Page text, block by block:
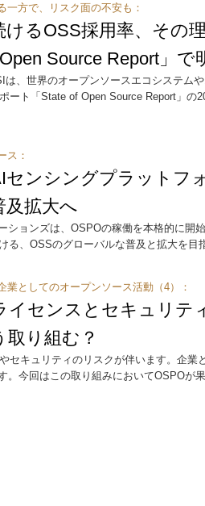
一方で、リスク面の不安も：
けるOSS採用率、そ
Source Report」で
は、世界のオープンソースエコシステム
ート「State of Open Source Report」の
ス：
センシングプラットフ
及拡大へ
ションズは、OSPOの稼働を本格的に開
る、OSSのグローバルな普及と拡大を目
としてのオープンソース活動（4）：
イセンスとセキュリテ
取り組む？
セキュリティのリスクが伴います。企業
。今回はこの取り組みにおいてOSPOが